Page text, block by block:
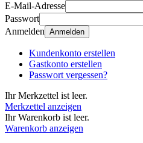
E-Mail-Adresse
Passwort
Anmelden Anmelden
Kundenkonto erstellen
Gastkonto erstellen
Passwort vergessen?
Ihr Merkzettel ist leer.
Merkzettel anzeigen
Ihr Warenkorb ist leer.
Warenkorb anzeigen